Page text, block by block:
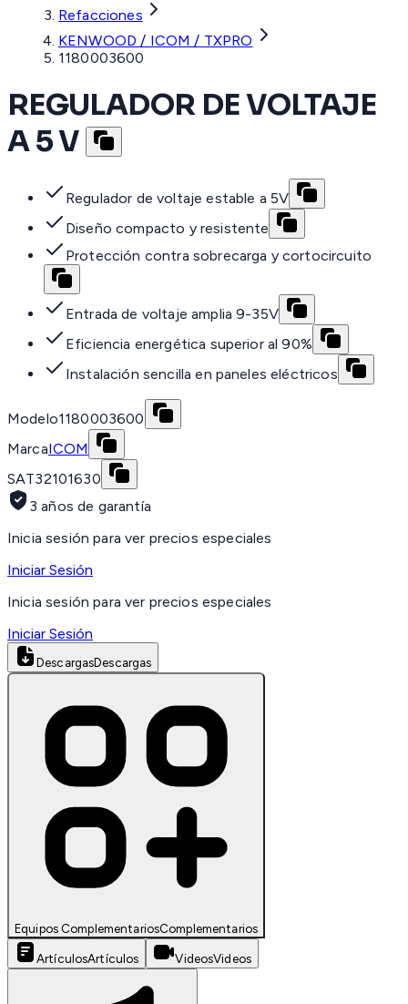
Refacciones
KENWOOD / ICOM / TXPRO
1180003600
REGULADOR DE VOLTAJE
A 5 V
Regulador de voltaje estable a 5V
Diseño compacto y resistente
Protección contra sobrecarga y cortocircuito
Entrada de voltaje amplia 9-35V
Eficiencia energética superior al 90%
Instalación sencilla en paneles eléctricos
Modelo1180003600
MarcaICOM
SAT32101630
3 años de garantía
Inicia sesión para ver precios especiales
Iniciar Sesión
Inicia sesión para ver precios especiales
Iniciar Sesión
DescargasDescargas
Equipos ComplementariosComplementarios
ArtículosArtículos VideosVideos